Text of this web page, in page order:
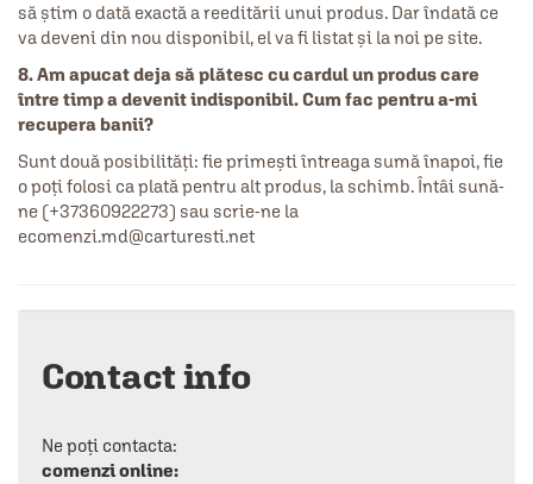
să știm o dată exactă a reeditării unui produs. Dar îndată ce
va deveni din nou disponibil, el va fi listat și la noi pe site.
8. Am apucat deja să plătesc cu cardul un produs care
între timp a devenit indisponibil. Cum fac pentru a-mi
recupera banii?
Sunt două posibilități: fie primești întreaga sumă înapoi, fie
o poți folosi ca plată pentru alt produs, la schimb. Întâi sună-
ne (+37360922273) sau scrie-ne la
ecomenzi.md@carturesti.net
Contact info
Ne poți contacta:
comenzi online: